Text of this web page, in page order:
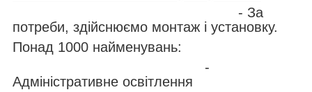
- За
потреби, здійснюємо монтаж і установку.
Понад 1000 найменувань:
-
Адміністративне освітлення